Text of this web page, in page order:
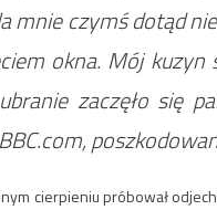
mnie czymś dotąd
okna. Mój kuzyn
zaczęło się
cierpieniu próbował